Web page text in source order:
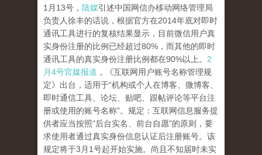
1月13号， 陆媒引述中国网信办移动网络管理局
负责人徐丰的话说，根据官方在2014年底对即时
通讯工具进行的复核结果显示，目前微信用户真
实身份注册的比例已经超过80%，而其他的即时
通讯工具的真实身份注册比例都在90%以上。 2
月4号官媒报道 ，《互联网用户账号名称管理规
定》出台，适用于“机构或个人在博客、微博客、
即时通信工具、论坛、贴吧、跟帖评论等平台注
册或使用的账号名称”。规定：互联网信息服务提
供者应当按照“后台实名、前台自愿”的原则，要
求使用者通过真实身份信息认证后注册账号。该
规定将于3月1号起开始实施。尚且不知届时未实